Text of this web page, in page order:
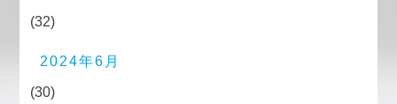
(32)
2024年6月
(30)